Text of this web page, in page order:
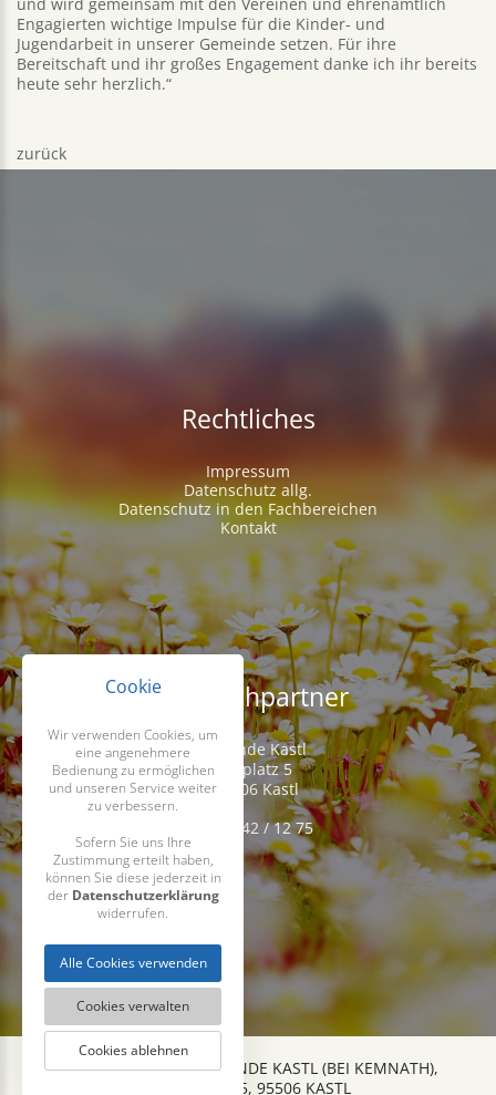
und wird gemeinsam mit den Vereinen und ehrenamtlich
Engagierten wichtige Impulse für die Kinder- und
Jugendarbeit in unserer Gemeinde setzen. Für ihre
Bereitschaft und ihr großes Engagement danke ich ihr bereits
heute sehr herzlich.“
zurück
Rechtliches
Impressum
Datenschutz allg.
Datenschutz in den Fachbereichen
Kontakt
Ansprechpartner
Gemeinde Kastl
Kirchplatz 5
D-95506 Kastl
Tel. 09642 / 12 75
2026 COPYRIGHT GEMEINDE KASTL (BEI KEMNATH),
KIRCHPLATZ 5, 95506 KASTL
Cookie
Wir verwenden Cookies, um
eine angenehmere
Bedienung zu ermöglichen
und unseren Service weiter
zu verbessern.
Sofern Sie uns Ihre
Zustimmung erteilt haben,
können Sie diese jederzeit in
der Datenschutzerklärung
widerrufen.
Alle Cookies verwenden
Cookies verwalten
Cookies ablehnen